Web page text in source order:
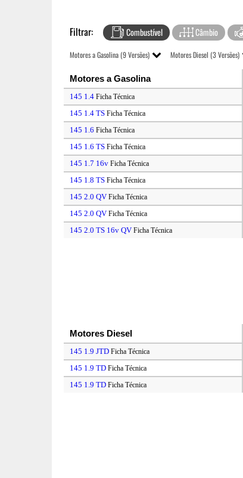
Filtrar: Combustível Câmbio
Motores a Gasolina (9 Versões) Motores Diesel (3 Versões)
Motores a Gasolina
145 1.4 Ficha Técnica
145 1.4 TS Ficha Técnica
145 1.6 Ficha Técnica
145 1.6 TS Ficha Técnica
145 1.7 16v Ficha Técnica
145 1.8 TS Ficha Técnica
145 2.0 QV Ficha Técnica
145 2.0 QV Ficha Técnica
145 2.0 TS 16v QV Ficha Técnica
Motores Diesel
145 1.9 JTD Ficha Técnica
145 1.9 TD Ficha Técnica
145 1.9 TD Ficha Técnica